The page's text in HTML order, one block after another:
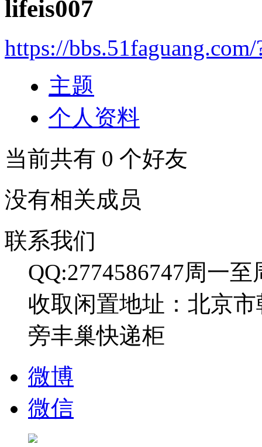
lifeis007
https://bbs.51faguang.com/
主题
个人资料
当前共有 0 个好友
没有相关成员
联系我们
QQ:2774586747周一至
收取闲置地址：北京
旁丰巢快递柜
微博
微信